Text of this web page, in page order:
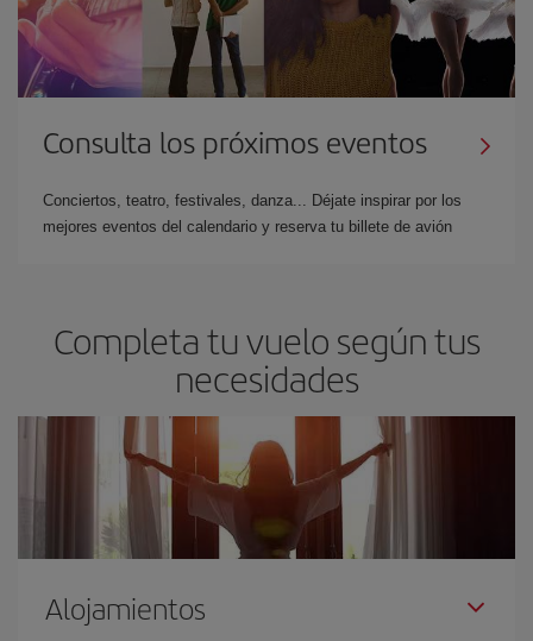
Consulta los próximos eventos
Conciertos, teatro, festivales, danza... Déjate inspirar por los
mejores eventos del calendario y reserva tu billete de avión
Completa tu vuelo según tus
necesidades
Alojamientos